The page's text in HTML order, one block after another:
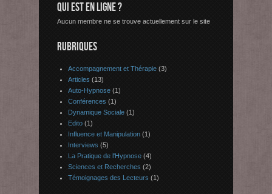
QUI EST EN LIGNE ?
Aucun membre ne se trouve actuellement sur le site
RUBRIQUES
Accompagnement et Thérapie (3)
Articles (13)
Auto-Hypnose (1)
Conférences (1)
Dynamique Sociale (1)
Edito (1)
Influence et Manipulation (1)
Interviews (5)
La Pratique de l'Hypnose (4)
Sciences et Recherches (2)
Témoignages des Lecteurs (1)